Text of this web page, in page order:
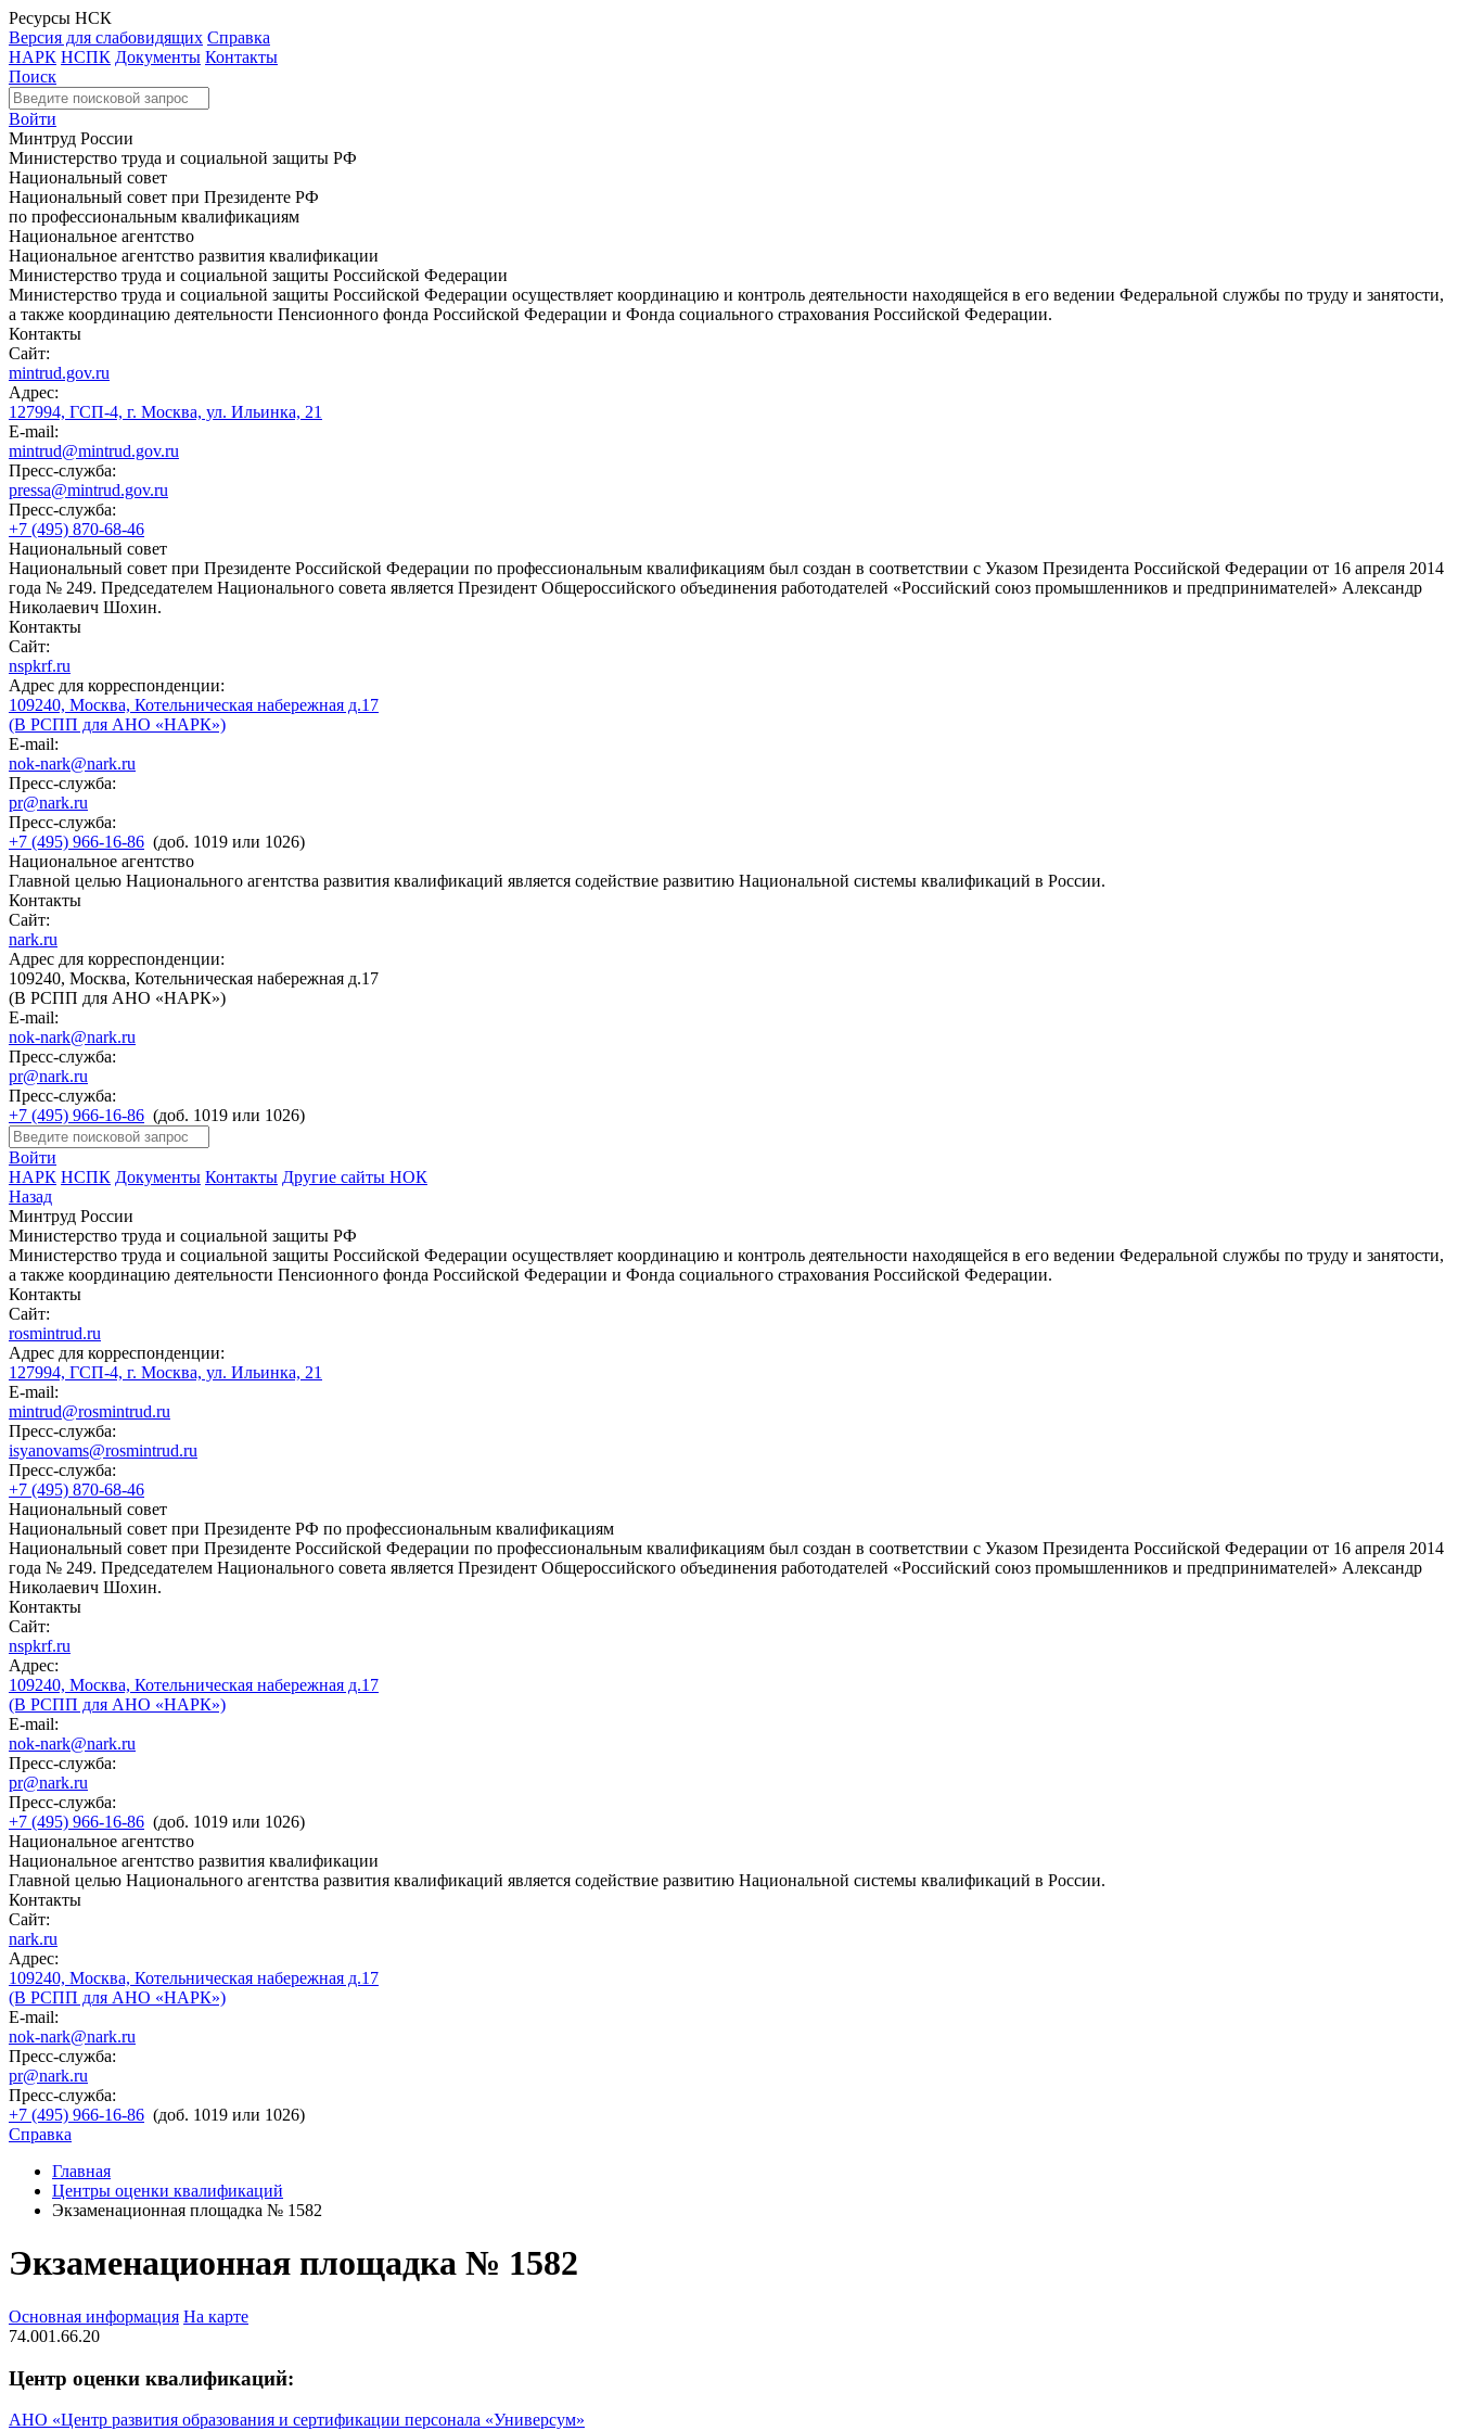
Ресурсы НСК
Версия для слабовидящих Справка
НАРК НСПК Документы Контакты
Поиск
Войти
Минтруд России
Министерство труда и социальной защиты РФ
Национальный совет
Национальный совет при Президенте РФ
по профессиональным квалификациям
Национальное агентство
Национальное агентство развития квалификации
Министерство труда и социальной защиты Российской Федерации
Министерство труда и социальной защиты Российской Федерации осуществляет координацию и контроль деятельности находящейся в его ведении Федеральной службы по труду и занятости,
а также координацию деятельности Пенсионного фонда Российской Федерации и Фонда социального страхования Российской Федерации.
Контакты
Сайт:
mintrud.gov.ru
Адрес:
127994, ГСП-4, г. Москва, ул. Ильинка, 21
E-mail:
mintrud@mintrud.gov.ru
Пресс-служба:
pressa@mintrud.gov.ru
Пресс-служба:
+7 (495) 870-68-46
Национальный совет
Национальный совет при Президенте Российской Федерации по профессиональным квалификациям был создан в соответствии с Указом Президента Российской Федерации от 16 апреля 2014
года № 249. Председателем Национального совета является Президент Общероссийского объединения работодателей «Российский союз промышленников и предпринимателей» Александр
Николаевич Шохин.
Контакты
Сайт:
nspkrf.ru
Адрес для корреспонденции:
109240, Москва, Котельническая набережная д.17
(В РСПП для АНО «НАРК»)
E-mail:
nok-nark@nark.ru
Пресс-служба:
pr@nark.ru
Пресс-служба:
+7 (495) 966-16-86 (доб. 1019 или 1026)
Национальное агентство
Главной целью Национального агентства развития квалификаций является содействие развитию Национальной системы квалификаций в России.
Контакты
Сайт:
nark.ru
Адрес для корреспонденции:
109240, Москва, Котельническая набережная д.17
(В РСПП для АНО «НАРК»)
E-mail:
nok-nark@nark.ru
Пресс-служба:
pr@nark.ru
Пресс-служба:
+7 (495) 966-16-86 (доб. 1019 или 1026)
Войти
НАРК НСПК Документы Контакты Другие сайты НОК
Назад
Минтруд России
Министерство труда и социальной защиты РФ
Министерство труда и социальной защиты Российской Федерации осуществляет координацию и контроль деятельности находящейся в его ведении Федеральной службы по труду и занятости,
а также координацию деятельности Пенсионного фонда Российской Федерации и Фонда социального страхования Российской Федерации.
Контакты
Сайт:
rosmintrud.ru
Адрес для корреспонденции:
127994, ГСП-4, г. Москва, ул. Ильинка, 21
E-mail:
mintrud@rosmintrud.ru
Пресс-служба:
isyanovams@rosmintrud.ru
Пресс-служба:
+7 (495) 870-68-46
Национальный совет
Национальный совет при Президенте РФ по профессиональным квалификациям
Национальный совет при Президенте Российской Федерации по профессиональным квалификациям был создан в соответствии с Указом Президента Российской Федерации от 16 апреля 2014
года № 249. Председателем Национального совета является Президент Общероссийского объединения работодателей «Российский союз промышленников и предпринимателей» Александр
Николаевич Шохин.
Контакты
Сайт:
nspkrf.ru
Адрес:
109240, Москва, Котельническая набережная д.17
(В РСПП для АНО «НАРК»)
E-mail:
nok-nark@nark.ru
Пресс-служба:
pr@nark.ru
Пресс-служба:
+7 (495) 966-16-86 (доб. 1019 или 1026)
Национальное агентство
Национальное агентство развития квалификации
Главной целью Национального агентства развития квалификаций является содействие развитию Национальной системы квалификаций в России.
Контакты
Сайт:
nark.ru
Адрес:
109240, Москва, Котельническая набережная д.17
(В РСПП для АНО «НАРК»)
E-mail:
nok-nark@nark.ru
Пресс-служба:
pr@nark.ru
Пресс-служба:
+7 (495) 966-16-86 (доб. 1019 или 1026)
Справка
Главная
Центры оценки квалификаций
Экзаменационная площадка № 1582
Экзаменационная площадка № 1582
Основная информация На карте
74.001.66.20
Центр оценки квалификаций:
АНО «Центр развития образования и сертификации персонала «Универсум»